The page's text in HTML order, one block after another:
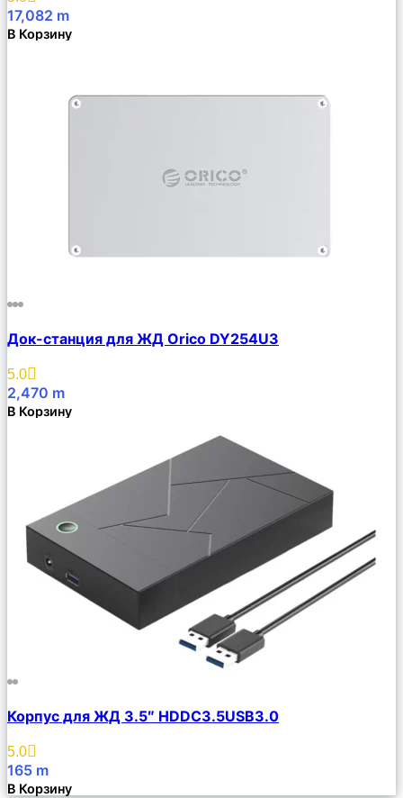
17,082 m
В Корзину
Описание
Избранное
Док-станция для ЖД Orico DY254U3
5.0
2,470 m
В Корзину
Описание
Избранное
Корпус для ЖД 3.5″ HDDC3.5USB3.0
5.0
165 m
В Корзину